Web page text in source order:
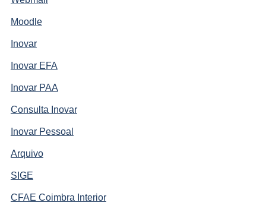
Moodle
Inovar
Inovar EFA
Inovar PAA
Consulta Inovar
Inovar Pessoal
Arquivo
SIGE
CFAE Coimbra Interior